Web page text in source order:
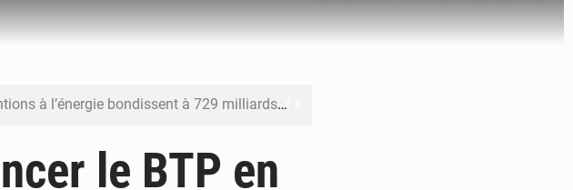
à 729 milliards FCFA pour contenir les prix des carburants et de l’électricité
serment le 11 août comme président du Conseil constitutionnel
le BTP en